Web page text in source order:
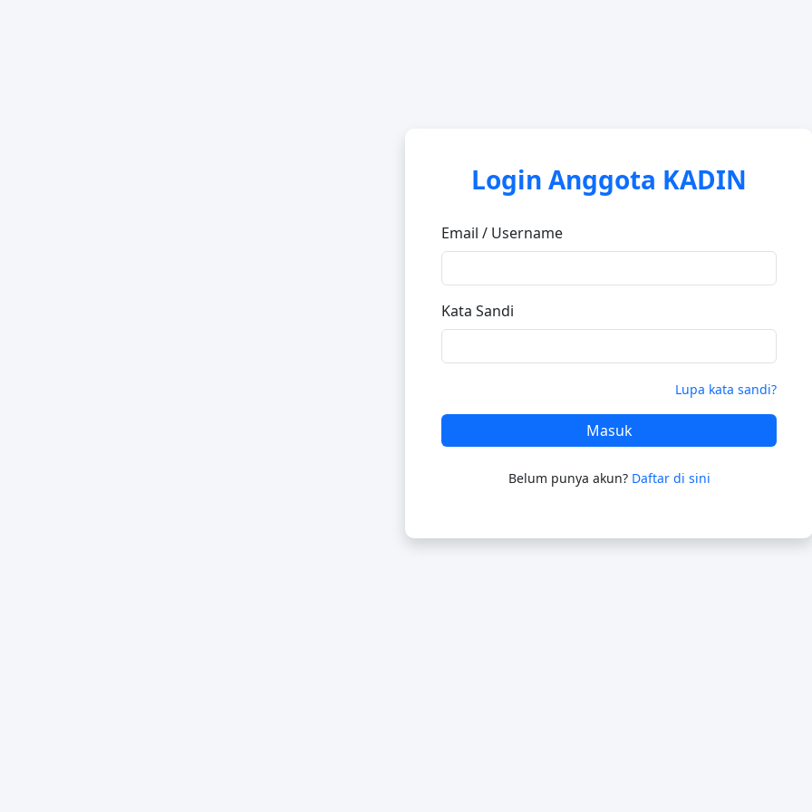
Login Anggota KADIN
Email / Username
Kata Sandi
Lupa kata sandi?
Masuk
Belum punya akun? Daftar di sini